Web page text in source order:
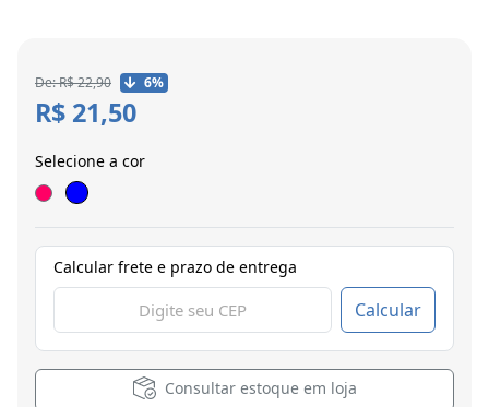
De: R$ 22,90 6%
R$ 21,50
Selecione a cor
Calcular frete e prazo de entrega
Calcular
Consultar estoque em loja